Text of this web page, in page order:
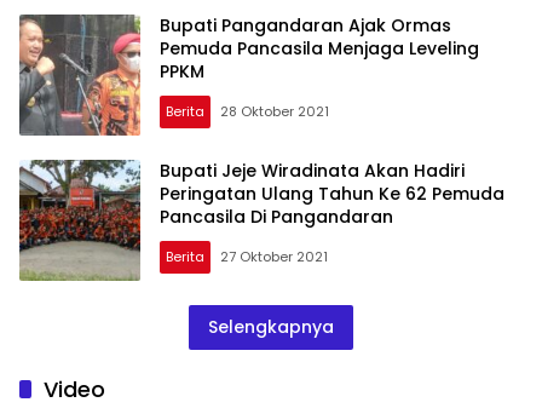
Bupati Pangandaran Ajak Ormas
Pemuda Pancasila Menjaga Leveling
PPKM
Berita 28 Oktober 2021
Bupati Jeje Wiradinata Akan Hadiri
Peringatan Ulang Tahun Ke 62 Pemuda
Pancasila Di Pangandaran
Berita 27 Oktober 2021
Selengkapnya
Video